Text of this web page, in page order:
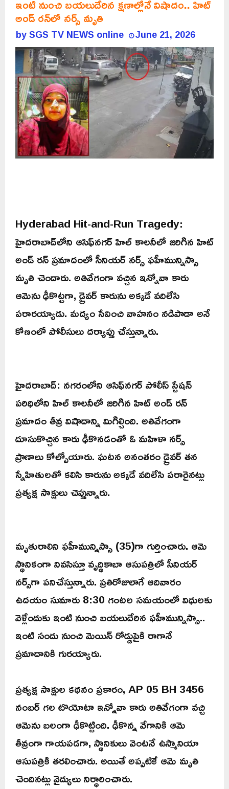
ఇంటి నుంచి బయలుదేరిన క్షణాల్లోనే విషాదం.. హిట్
అండ్ రన్‌లో నర్స్ మృతి
bySGS TV NEWS online June 21, 2026
Hyderabad Hit-and-Run Tragedy:
హైదరాబాద్‌లోని ఆసిఫ్‌నగర్ హిల్ కాలనీలో జరిగిన హిట్
అండ్ రన్ ప్రమాదంలో సీనియర్ నర్స్ ఫహీమున్నిస్సా
మృతి చెందారు. అతివేగంగా వచ్చిన ఇన్నోవా కారు
ఆమెను ఢీకొట్టగా, డ్రైవర్ కారును అక్కడే వదిలేసి
పరారయ్యాడు. మద్యం సేవించి వాహనం నడిపాడా అనే
కోణంలో పోలీసులు దర్యాప్తు చేస్తున్నారు.
హైదరాబాద్: నగరంలోని ఆసిఫ్‌నగర్ పోలీస్ స్టేషన్
పరిధిలోని హిల్ కాలనీలో జరిగిన హిట్ అండ్ రన్
ప్రమాదం తీవ్ర విషాదాన్ని మిగిల్చింది. అతివేగంగా
దూసుకొచ్చిన కారు ఢీకొనడంతో ఓ మహిళా నర్స్
ప్రాణాలు కోల్పోయారు. ఘటన అనంతరం డ్రైవర్ తన
స్నేహితులతో కలిసి కారును అక్కడే వదిలేసి పరారైనట్లు
ప్రత్యక్ష సాక్షులు చెప్తున్నారు.
మృతురాలిని ఫహీమున్నిస్సా (35)గా గుర్తించారు. ఆమె
స్థానికంగా నివసిస్తూ వృద్ధికాబా ఆసుపత్రిలో సీనియర్
నర్స్‌గా పనిచేస్తున్నారు. ప్రతిరోజులాగే ఆదివారం
ఉదయం సుమారు 8:30 గంటల సమయంలో విధులకు
వెళ్లేందుకు ఇంటి నుంచి బయలుదేరిన ఫహీమున్నిస్సా..
ఇంటి సందు నుంచి మెయిన్ రోడ్డుపైకి రాగానే
ప్రమాదానికి గురయ్యారు.
ప్రత్యక్ష సాక్షుల కథనం ప్రకారం, AP 05 BH 3456
నంబర్ గల టొయోటా ఇన్నోవా కారు అతివేగంగా వచ్చి
ఆమెను బలంగా ఢీకొట్టింది. ఢీకొన్న వేగానికి ఆమె
తీవ్రంగా గాయపడగా, స్థానికులు వెంటనే ఉస్మానియా
ఆసుపత్రికి తరలించారు. అయితే అప్పటికే ఆమె మృతి
చెందినట్లు వైద్యులు నిర్ధారించారు.